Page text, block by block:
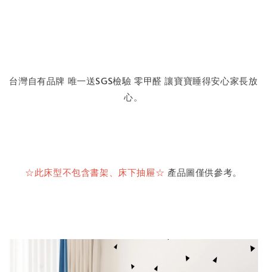
台灣自有品牌 唯一送SGS檢驗 零甲醛 讓寶寶睡得安心家長放
心。
☆此床型不包含書架、床下抽屜☆ 產品圖僅供參考。